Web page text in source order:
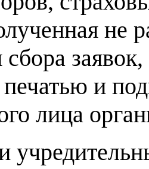
не
заявок,
печатью и
лица